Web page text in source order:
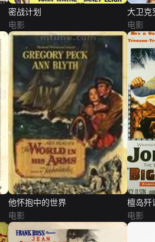
密战计划
电影
大卫克
电影
他怀抱中的世界
电影
檀岛歼
电影